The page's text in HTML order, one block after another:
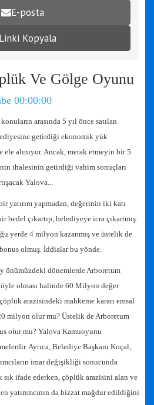
E-posta
Kopyala
Ve Gölge Oyunu
00:00:00
arasında 5 yıl önce satılan
getirdiği ekonomik yük
alınıyor. Ancak, merak etmeyin bir 5
ihalesinin getirdiği vahim sonuçları
Yalova...
yatırım yapmadan, değerinin iki katı
bedel çıkartıp, belediyeye icra çıkartmış.
yerde 4 milyon kazanmış ve üstelik de
olmuş. İddialar bu yönde.
önümüzdeki dönemlerde Arboretum
olması halinde 60 Milyon değer
arazisindeki mahkeme kararı emsal
milyon olur mu? Üstelik de Arboretum
olur mu? Yalova Kamuoyunu
Ayrıca, Belediye Başkanı Koçal,
imar değişikliği sonucunda
sık ifade ederken, çöplük arazisini alan ve
yatırımcının da bizzat mağdur edildiğini